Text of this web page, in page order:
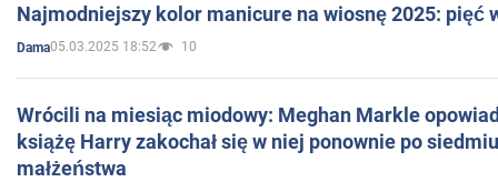
Najmodniejszy kolor manicure na wiosnę 2025: pięć
Dama05.03.2025 18:52 10
Wrócili na miesiąc miodowy: Meghan Markle
książę Harry zakochał się w niej ponownie po
małżeństwa